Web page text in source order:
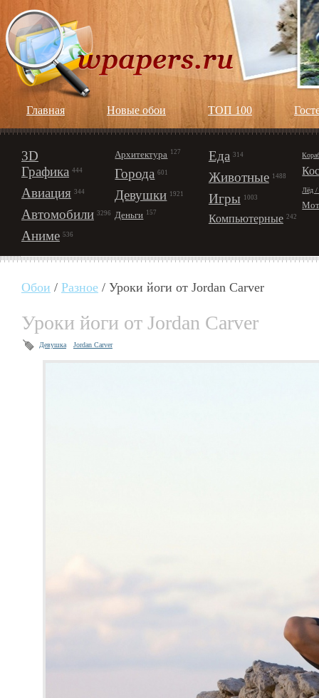
Главная Новые обои ТОП 100
3D
Графика 444
Авиация 344
Автомобили 3296
Аниме 536
Архитектура 127
Города 601
Девушки 1921
Деньги 157
Еда 314
Животные 1488
Игры 1003
Компьютерные 242
Лёд
Обои / Разное / Уроки йоги от Jordan Carver
Уроки йоги от Jordan Carver
Девушка Jordan Carver